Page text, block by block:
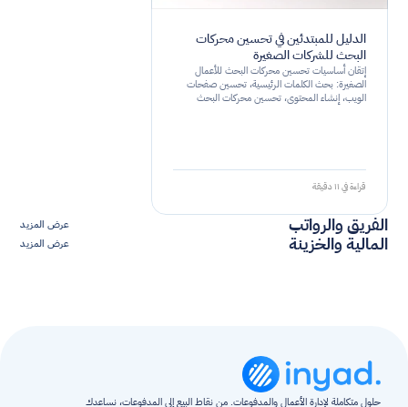
الدليل للمبتدئين في تحسين محركات
البحث للشركات الصغيرة
إتقان أساسيات تحسين محركات البحث للأعمال
الصغيرة: بحث الكلمات الرئيسية، تحسين صفحات
الويب، إنشاء المحتوى، تحسين محركات البحث
قراءة في ١١ دقيقة
الفريق والرواتب عرض المزيد
المالية والخزينة عرض المزيد